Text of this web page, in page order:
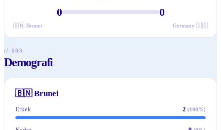
0 0
🇧🇳 Brunei Germany 🇩🇪
// §03
Demografi
🇧🇳 Brunei
Erkek 2 (100%)